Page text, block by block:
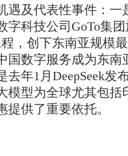
遇及代表性事件：一
字科技公司GoTo集
，创下东南亚规模
国数字服务成为东南
去年1月DeepSeek发
模型为全球尤其包括
提供了重要依托。